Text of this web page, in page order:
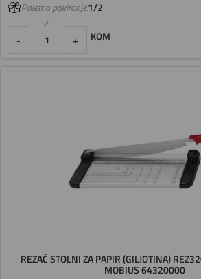
Paletno pakiranje:1/2
- + KOM
REZAČ STOLNI ZA PAPIR (GILJOTINA)
MOBIUS 64320000